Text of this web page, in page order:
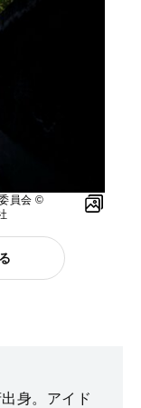
員会 ©
身。アイド